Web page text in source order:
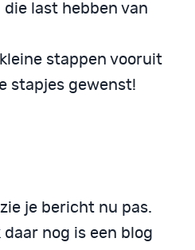
last hebben van
stappen vooruit
stapjes gewenst!
je bericht nu pas.
nog is een blog